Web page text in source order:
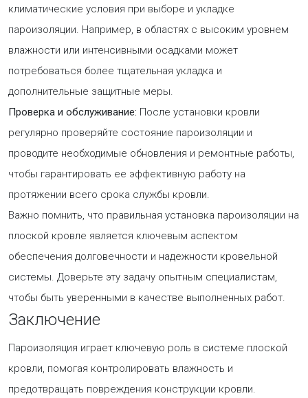
климатические условия при выборе и укладке
пароизоляции. Например, в областях с высоким уровнем
влажности или интенсивными осадками может
потребоваться более тщательная укладка и
дополнительные защитные меры.
Проверка и обслуживание: После установки кровли
регулярно проверяйте состояние пароизоляции и
проводите необходимые обновления и ремонтные работы,
чтобы гарантировать ее эффективную работу на
протяжении всего срока службы кровли.
Важно помнить, что правильная установка пароизоляции на
плоской кровле является ключевым аспектом
обеспечения долговечности и надежности кровельной
системы. Доверьте эту задачу опытным специалистам,
чтобы быть уверенными в качестве выполненных работ.
Заключение
Пароизоляция играет ключевую роль в системе плоской
кровли, помогая контролировать влажность и
предотвращать повреждения конструкции кровли.